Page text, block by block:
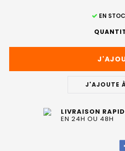
EN
J'AJOUTE
LIVRAISON
EN 24H OU 48H